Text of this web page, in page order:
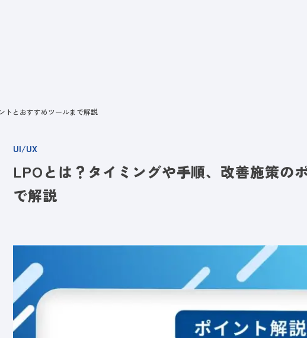
トとおすすめツールまで解説
UI/UX
LPOとは？タイミングや手順、改善施策の
で解説